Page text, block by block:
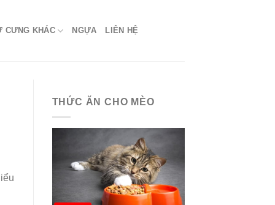
CƯNG KHÁC NGỰA LIÊN HỆ
THỨC ĂN CHO MÈO